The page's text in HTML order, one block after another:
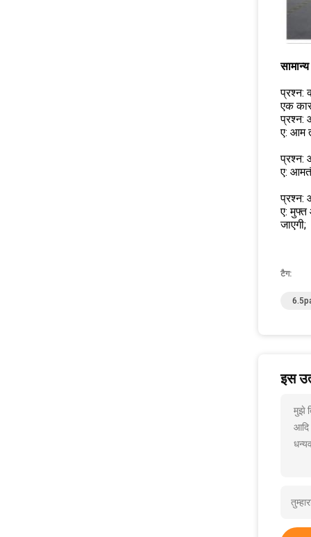
प्रश्न:
एक
प्रश्न:
ए: आम
प्रश्न:
ए:
प्रश्न:
ए: मुफ्त
जाएगी;
टैग:
इस
मुझे